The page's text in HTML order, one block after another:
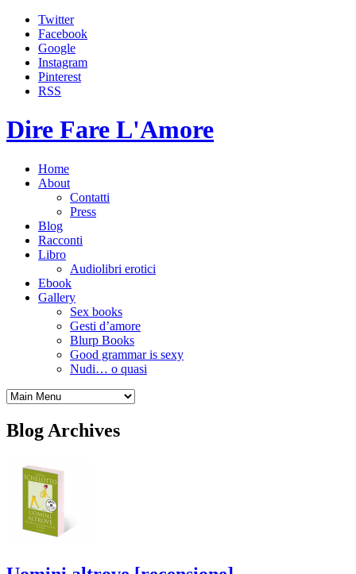
Twitter
Facebook
Google
Instagram
Pinterest
RSS
Dire Fare L'Amore
Home
About
Contatti
Press
Blog
Racconti
Libro
Audiolibri erotici
Ebook
Gallery
Sex books
Gesti d’amore
Blurp Books
Good grammar is sexy
Nudi… o quasi
Blog Archives